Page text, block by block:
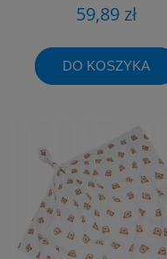
59,89 zł
DO KOSZYKA